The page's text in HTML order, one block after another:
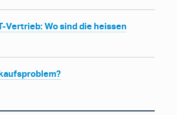
Vertrieb: Wo sind die heissen